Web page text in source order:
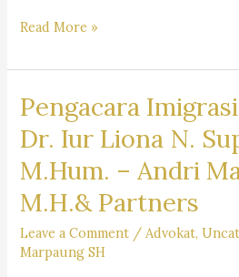
Layanan
Pengacara
Warga
Asing
(WNA)
di
–Firma
Read More »
Pengacara
Dr. Iur Liona N.
M.Hum. – Andri
M.H.& Partners
Leave a Comment / Advokat,
Marpaung SH